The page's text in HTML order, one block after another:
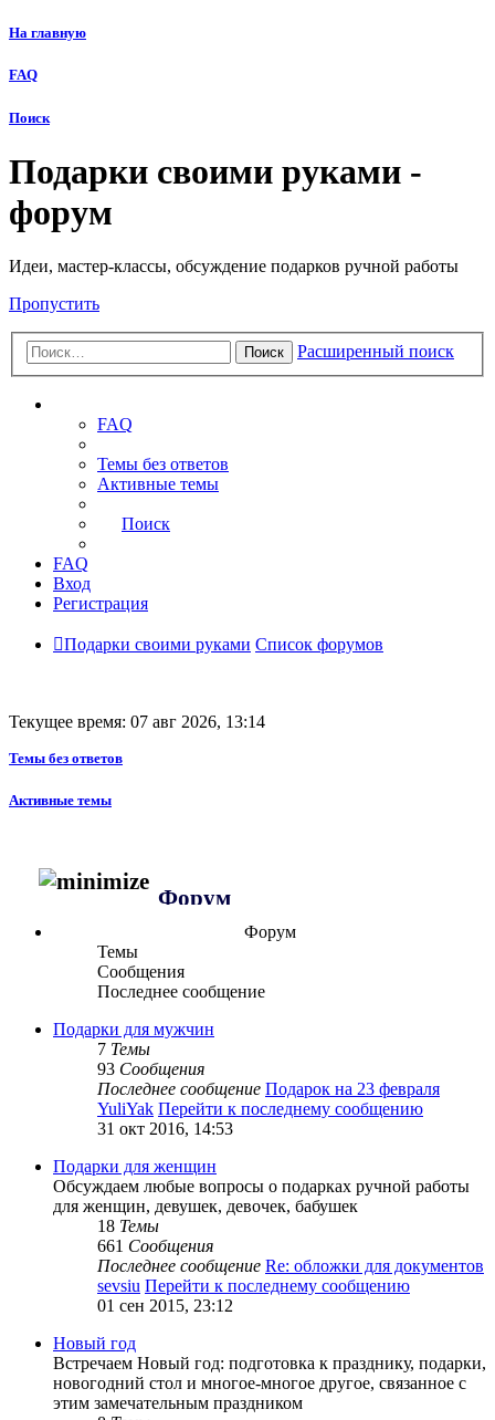
На главную
FAQ
Поиск
Подарки своими руками -
форум
Идеи, мастер-классы, обсуждение подарков ручной работы
Пропустить
Поиск Расширенный поиск
FAQ
Темы без ответов
Активные темы
Поиск
FAQ
Вход
Регистрация
Подарки своими руками Список форумов
Текущее время: 07 авг 2026, 13:14
Темы без ответов
Активные темы
Форум
Форум
Темы
Сообщения
Последнее сообщение
Подарки для мужчин
7 Темы
93 Сообщения
Последнее сообщение Подарок на 23 февраля
YuliYak Перейти к последнему сообщению
31 окт 2016, 14:53
Подарки для женщин
Обсуждаем любые вопросы о подарках ручной работы
для женщин, девушек, девочек, бабушек
18 Темы
661 Сообщения
Последнее сообщение Re: обложки для документов
sevsiu Перейти к последнему сообщению
01 сен 2015, 23:12
Новый год
Встречаем Новый год: подготовка к празднику, подарки,
новогодний стол и многое-многое другое, связанное с
этим замечательным праздником